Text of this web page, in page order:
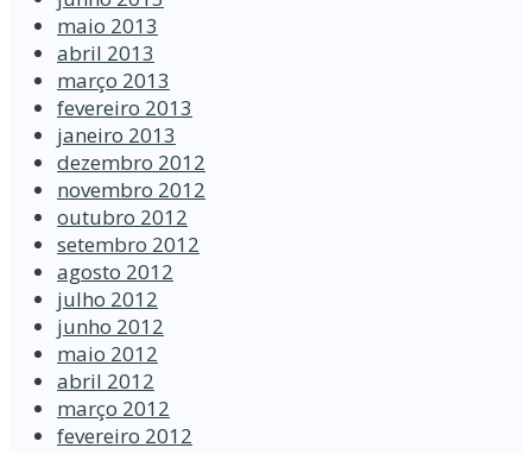
maio 2013
abril 2013
março 2013
fevereiro 2013
janeiro 2013
dezembro 2012
novembro 2012
outubro 2012
setembro 2012
agosto 2012
julho 2012
junho 2012
maio 2012
abril 2012
março 2012
fevereiro 2012